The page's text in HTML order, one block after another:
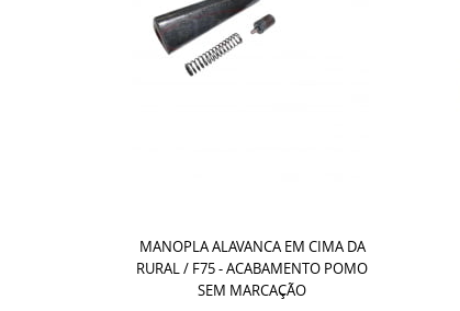
MANOPLA ALAVANCA EM CIMA DA
RURAL / F75 - ACABAMENTO POMO
SEM MARCAÇÃO